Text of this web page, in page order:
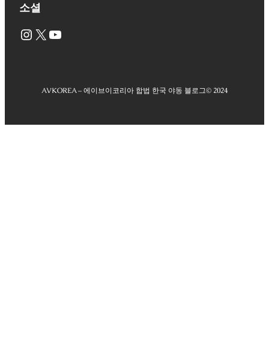
소셜
Instagram X YouTube
AVKOREA – 에이브이코리아 합법 한국 야동 블로그© 2024